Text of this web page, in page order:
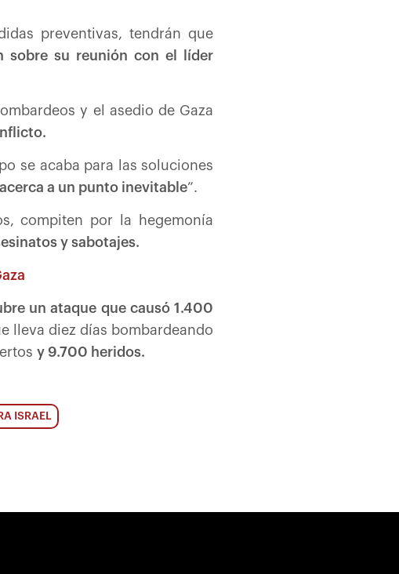
preventivas, tendrán que
sobre su reunión con el líder
y el asedio de Gaza
se acaba para las soluciones
a un punto inevitable”.
compiten por la hegemonía
y sabotajes.
un ataque que causó 1.400
lleva diez días bombardeando
y 9.700 heridos.
ISRAEL